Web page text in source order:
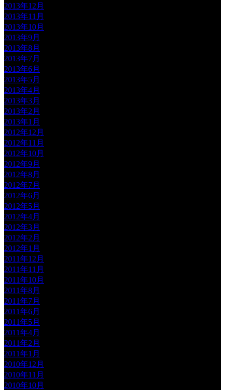
2013年12月
2013年11月
2013年10月
2013年9月
2013年8月
2013年7月
2013年6月
2013年5月
2013年4月
2013年3月
2013年2月
2013年1月
2012年12月
2012年11月
2012年10月
2012年9月
2012年8月
2012年7月
2012年6月
2012年5月
2012年4月
2012年3月
2012年2月
2012年1月
2011年12月
2011年11月
2011年10月
2011年8月
2011年7月
2011年6月
2011年5月
2011年4月
2011年2月
2011年1月
2010年12月
2010年11月
2010年10月